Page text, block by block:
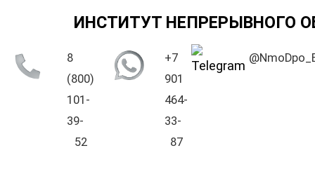
ИНСТИТУТ НЕПРЕРЫВНОГО
8
(800)
101-
39-
52
+7
901
464-
33-
87